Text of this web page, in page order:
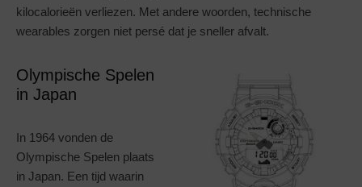
kilocalorieën verliezen. Met andere woorden, technische
wearables zorgen niet persé dat je sneller afvalt.
Olympische Spelen
in Japan
In 1964 vonden de
Olympische Spelen plaats
in Japan. Een tijd waarin